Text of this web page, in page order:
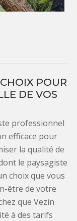
POUR
DE VOS
professionnel
efficace pour
la qualité de
le paysagiste
choix que vous
être de votre
que Vezin
à des tarifs